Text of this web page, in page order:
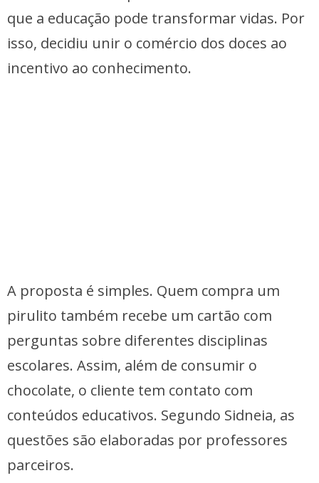
que a educação pode transformar vidas. Por
isso, decidiu unir o comércio dos doces ao
incentivo ao conhecimento.
A proposta é simples. Quem compra um
pirulito também recebe um cartão com
perguntas sobre diferentes disciplinas
escolares. Assim, além de consumir o
chocolate, o cliente tem contato com
conteúdos educativos. Segundo Sidneia, as
questões são elaboradas por professores
parceiros.